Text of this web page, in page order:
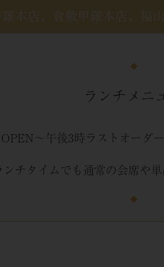
本店、倉敷甲羅本店、福
◆
ランチメニ
OPEN～午後3時ラストオーダー
ンチタイムでも通常の会席や
◆